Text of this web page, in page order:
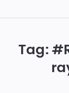
Tag: #